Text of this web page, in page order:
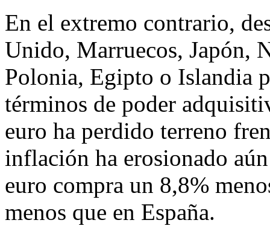
En el extremo contrario,
Unido, Marruecos, Japón,
Polonia, Egipto o Islandia
términos de poder
euro ha perdido terreno
inflación ha erosionado
euro compra un 8,8%
menos que en España.